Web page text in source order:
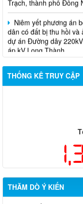
Niêm yết phương án
dân có đất bị thu hồi
dự án Đường dây
áp kV Long Thành
định cư của các hộ dân
đường 25B cũ đoạn từ
51, huyện Long Thành
THỐNG KÊ TRUY CẬP
THĂM DÒ Ý KIẾN